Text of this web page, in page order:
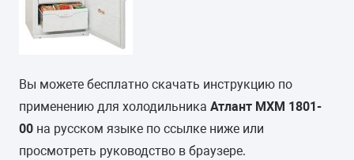
Вы можете бесплатно скачать инструкцию по
применению для холодильника Атлант МХМ 1801-
00 на русском языке по ссылке ниже или
просмотреть руководство в браузере.